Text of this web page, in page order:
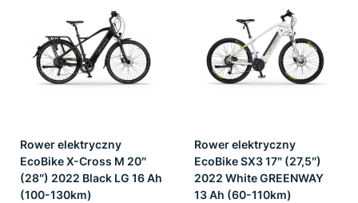
Rower elektryczny
EcoBike X-Cross M 20″
(28″) 2022 Black LG 16 Ah
(100-130km)
Rower elektryczny
EcoBike SX3 17″ (27,5″)
2022 White GREENWAY
13 Ah (60-110km)